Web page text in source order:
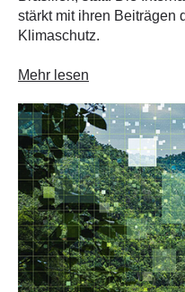
stärkt mit ihren Beiträgen
Klimaschutz.
Mehr lesen